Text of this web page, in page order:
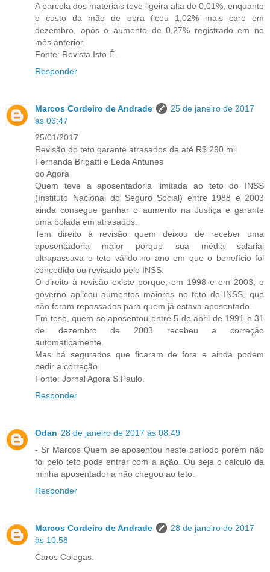
A parcela dos materiais teve ligeira alta de 0,01%, enquanto
o custo da mão de obra ficou 1,02% mais caro em
dezembro, após o aumento de 0,27% registrado em no
mês anterior.
Fonte: Revista Isto É.
Responder
Marcos Cordeiro de Andrade
25 de janeiro de 2017
às 06:47
25/01/2017
Revisão do teto garante atrasados de até R$ 290 mil
Fernanda Brigatti e Leda Antunes
do Agora
Quem teve a aposentadoria limitada ao teto do INSS
(Instituto Nacional do Seguro Social) entre 1988 e 2003
ainda consegue ganhar o aumento na Justiça e garante
uma bolada em atrasados.
Tem direito à revisão quem deixou de receber uma
aposentadoria maior porque sua média salarial
ultrapassava o teto válido no ano em que o benefício foi
concedido ou revisado pelo INSS.
O direito à revisão existe porque, em 1998 e em 2003, o
governo aplicou aumentos maiores no teto do INSS, que
não foram repassados para quem já estava aposentado.
Em tese, quem se aposentou entre 5 de abril de 1991 e 31
de dezembro de 2003 recebeu a correção
automaticamente.
Mas há segurados que ficaram de fora e ainda podem
pedir a correção.
Fonte: Jornal Agora S.Paulo.
Responder
Odan 28 de janeiro de 2017 às 08:49
- Sr Marcos Quem se aposentou neste período porém não
foi pelo teto pode entrar com a ação. Ou seja o cálculo da
minha aposentadoria não chegou ao teto.
Responder
Marcos Cordeiro de Andrade
28 de janeiro de 2017
às 10:58
Caros Colegas.